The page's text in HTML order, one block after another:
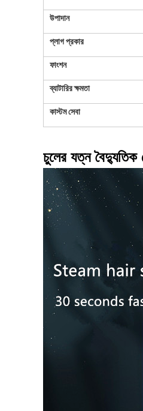
উপাদান
প্লাগ প্রকার
ফাংশন
ব্যাটারির ক্ষমতা
কাস্টম সেবা
চুলের যত্ন বৈদ্যুতিক